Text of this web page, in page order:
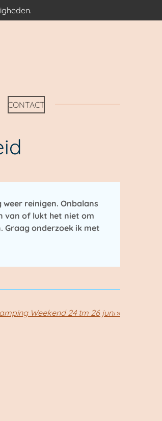
CONTACT
reinigen. Onbalans
van of lukt het niet om
Graag onderzoek ik met
Weekend 24 tm 26 juni »